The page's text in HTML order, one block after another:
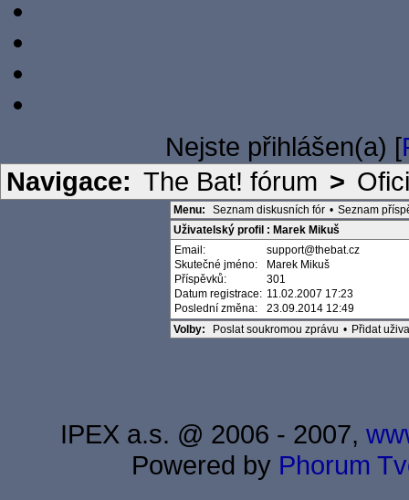
Nejste přihlášen(a) [
Navigace: The Bat! fórum >
Menu: Seznam diskusních fór • Seznam
Uživatelský profil : Marek Mikuš
Email:
support@thebat.cz
Skutečné jméno:
Marek Mikuš
Příspěvků:
301
Datum registrace: 11.02.2007 17:23
Poslední změna:
23.09.2014 12:49
Volby:
Poslat soukromou zprávu • Přidat
IPEX a.s. @ 2006 - 2007,
Powered by Phorum